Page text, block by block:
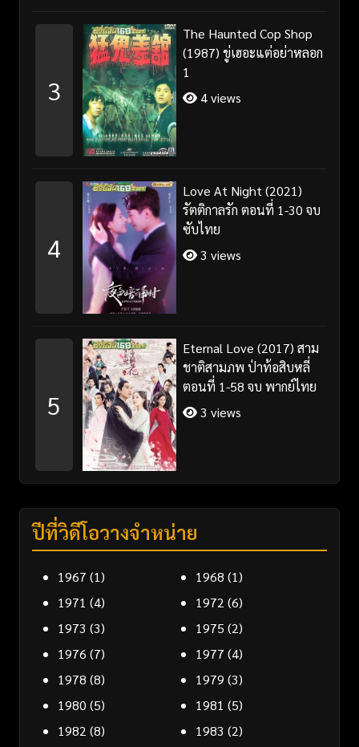
3
The Haunted Cop Shop
(1987) ขู่เฮอะแต่อย่าหลอก
1
4 views
4
Love At Night (2021)
รัตติกาลรัก ตอนที่ 1-30 จบ
ซับไทย
3 views
5
Eternal Love (2017) สาม
ชาติสามภพ ป่าท้อสิบหลี่
ตอนที่ 1-58 จบ พากย์ไทย
3 views
ปีที่วิดีโอวางจำหน่าย
1967 (1) 1968 (1)
1971 (4) 1972 (6)
1973 (3) 1975 (2)
1976 (7) 1977 (4)
1978 (8) 1979 (3)
1980 (5) 1981 (5)
1982 (8) 1983 (2)